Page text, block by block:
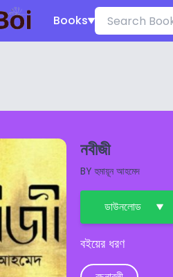
Books
নবীজী
BYহুমায়ূন আহমেদ
ডাউনলোড
বইয়ের ধরণ